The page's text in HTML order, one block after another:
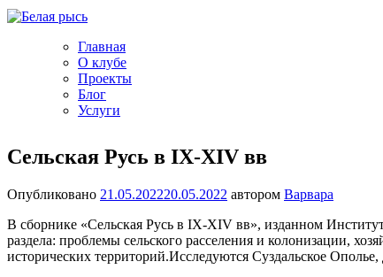
Главная
О клубе
Проекты
Блог
Услуги
Сельская Русь в IX-XIV вв
Опубликовано 21.05.202220.05.2022 автором Варвара
В сборнике «Сельская Русь в IX-XIV вв», изданном
раздела: проблемы сельского расселения и колонизации,
исторических территорий.Исследуются Суздальское